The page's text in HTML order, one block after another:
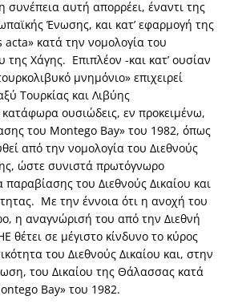
αυτή απορρέει, έναντι της
Ένωσης, και κατ’ εφαρμογή της
κατά την νομολογία του
της Χάγης. Επιπλέον -και κατ’ ουσίαν
μνημόνιο» επιχειρεί
Τουρκίας και Λιβύης
ουσιώδεις, εν προκειμένω,
του Montego Bay» του 1982, όπως
από την νομολογία του Διεθνούς
ώστε συνιστά πρωτόγνωρο
παραβίασης του Διεθνούς Δικαίου και
Με την έννοια ότι η ανοχή του
η αναγνώρισή του από την Διεθνή
θέτει σε μέγιστο κίνδυνο το κύρος
του Διεθνούς Δικαίου και, στην
του Δικαίου της Θάλασσας κατά
Bay» του 1982.